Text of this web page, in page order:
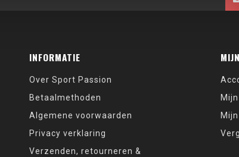
INFORMATIE
Over Sport Passion
Betaalmethoden
Algemene voorwaarden
Privacy verklaring
Verzenden, retourneren &